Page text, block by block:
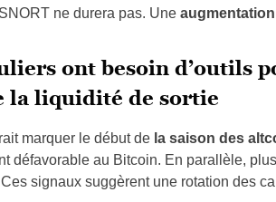
ne durera pas. Une
ont besoin d’outils
la liquidité de sortie
marquer le début de la saison des
défavorable au Bitcoin. En parallèle,
signaux suggèrent une rotation des